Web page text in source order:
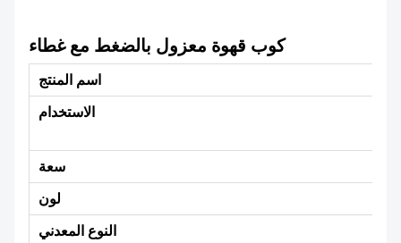
كوب قهوة معزول بالضغط مع غطاء
اسم المنتج
الاستخدام
سعة
لون
النوع المعدني